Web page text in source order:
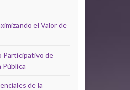
el Valor de
Participativo de
Pública
de la